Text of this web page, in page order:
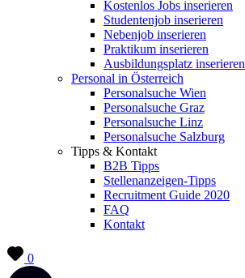
Kostenlos Jobs inserieren
Studentenjob inserieren
Nebenjob inserieren
Praktikum inserieren
Ausbildungsplatz inserieren
Personal in Österreich
Personalsuche Wien
Personalsuche Graz
Personalsuche Linz
Personalsuche Salzburg
Tipps & Kontakt
B2B Tipps
Stellenanzeigen-Tipps
Recruitment Guide 2020
FAQ
Kontakt
0